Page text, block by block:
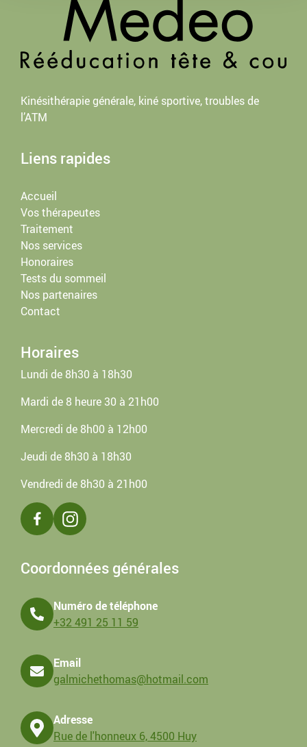
Kinésithérapie générale, kiné sportive, troubles de
l’ATM
Liens rapides
Accueil
Vos thérapeutes
Traitement
Nos services
Honoraires
Tests du sommeil
Nos partenaires
Contact
Horaires
Lundi de 8h30 à 18h30
Mardi de 8 heure 30 à 21h00
Mercredi de 8h00 à 12h00
Jeudi de 8h30 à 18h30
Vendredi de 8h30 à 21h00
Coordonnées générales
Numéro de téléphone
+32 491 25 11 59
Email
galmichethomas@hotmail.com
Adresse
Rue de l'honneux 6, 4500 Huy